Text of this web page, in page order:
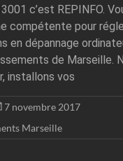
c’est REPINFO.
compétente pour
en dépannage
de Marseille.
installons vos
7 novembre 2017
Marseille